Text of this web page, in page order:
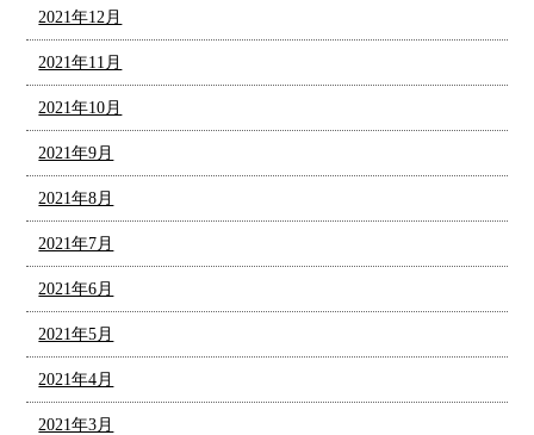
2021年12月
2021年11月
2021年10月
2021年9月
2021年8月
2021年7月
2021年6月
2021年5月
2021年4月
2021年3月